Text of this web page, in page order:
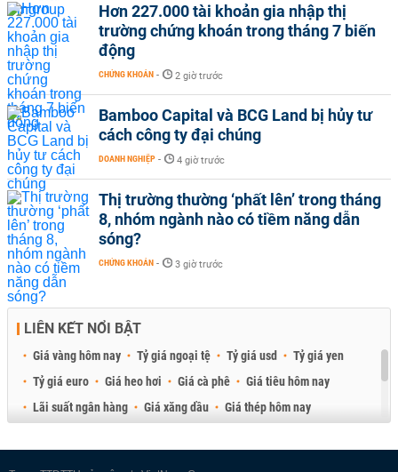
Hơn 227.000 tài khoản gia nhập thị
trường chứng khoán trong tháng 7 biến
động
CHỨNG KHOÁN - 2 giờ trước
Bamboo Capital và BCG Land bị hủy tư
cách công ty đại chúng
DOANH NGHIỆP - 4 giờ trước
Thị trường thường ‘phất lên’ trong tháng
8, nhóm ngành nào có tiềm năng dẫn
sóng?
CHỨNG KHOÁN - 3 giờ trước
LIÊN KẾT NỔI BẬT
Giá vàng hôm nay Tỷ giá ngoại tệ Tỷ giá usd
Tỷ giá yen
Tỷ giá euro
Giá heo hơi Giá cà phê
Giá tiêu hôm nay
Lãi suất ngân hàng
Giá xăng dầu
Giá thép hôm nay